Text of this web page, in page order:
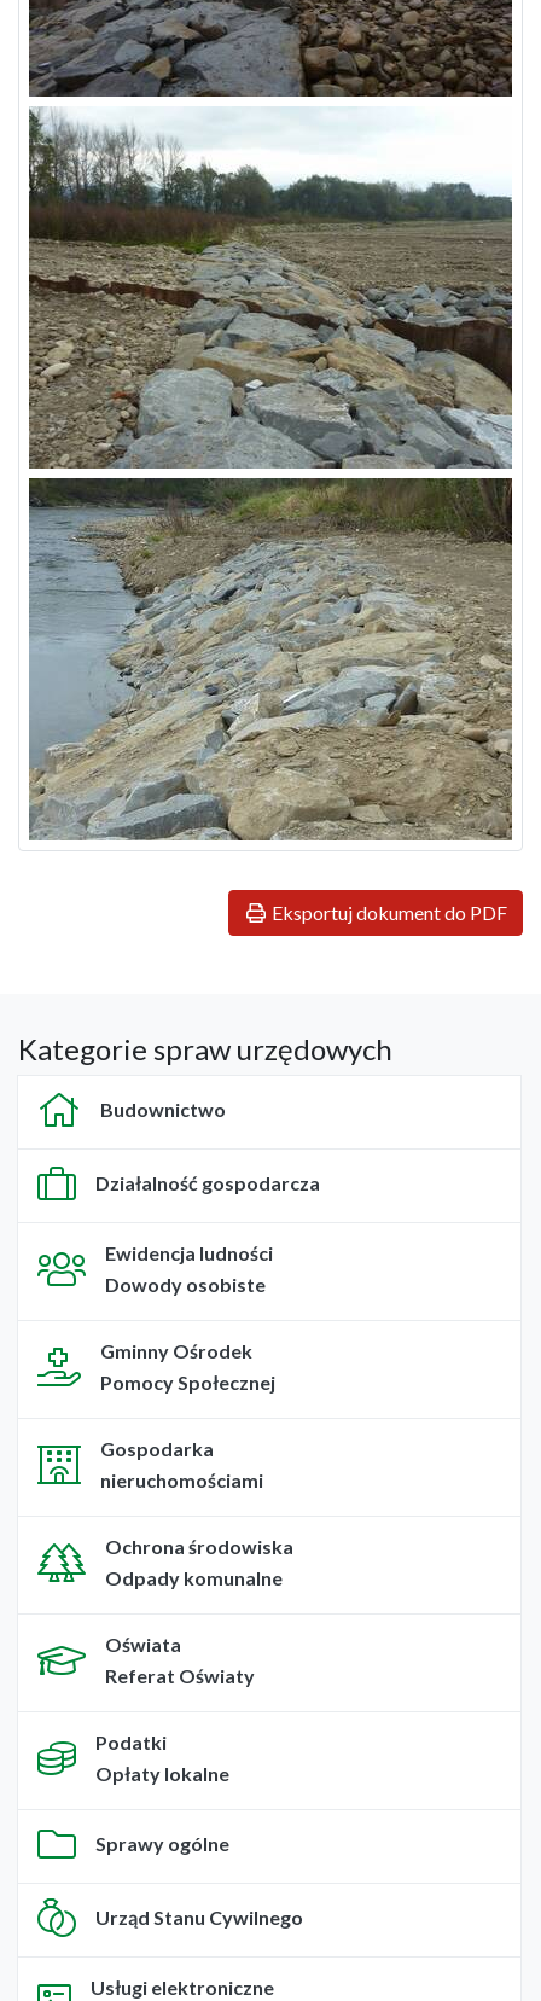
Eksportuj dokument do PDF
Kategorie spraw urzędowych
Budownictwo
Działalność gospodarcza
Ewidencja ludności
Dowody osobiste
Gminny Ośrodek
Pomocy Społecznej
Gospodarka
nieruchomościami
Ochrona środowiska
Odpady komunalne
Oświata
Referat Oświaty
Podatki
Opłaty lokalne
Sprawy ogólne
Urząd Stanu Cywilnego
Usługi elektroniczne